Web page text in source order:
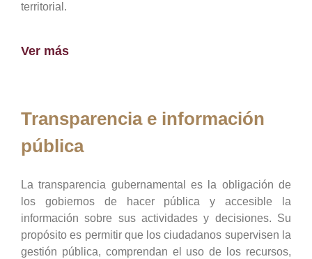
territorial.
Ver más
Transparencia e información
pública
La transparencia gubernamental es la obligación de
los gobiernos de hacer pública y accesible la
información sobre sus actividades y decisiones. Su
propósito es permitir que los ciudadanos supervisen la
gestión pública, comprendan el uso de los recursos,